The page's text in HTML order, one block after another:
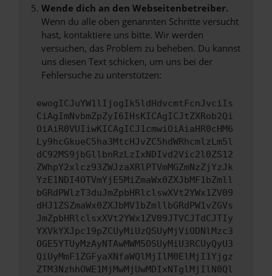
Wende dich an den Webseitenbetreiber.
Wenn du alle oben genannten Schritte versucht
hast, kontaktiere uns bitte. Wir werden
versuchen, das Problem zu beheben. Du kannst
uns diesen Text schicken, um uns bei der
Fehlersuche zu unterstützen:
ewogICJuYW1lIjogIk5ldHdvcmtFcnJvciIs
CiAgImNvbmZpZyI6IHsKICAgICJtZXRob2Qi
OiAiR0VUIiwKICAgICJ1cmwiOiAiaHR0cHM6
Ly9hcGkueC5ha3MtcHJvZC5hdWRhcmlzLm5l
dC92MS9jbGllbnRzLzIxNDIvd2Vic2l0ZS12
ZWhpY2xlcz93ZWJzaXRlPTVmMGZmNzZjYzJk
YzE1NDI4OTVmYjE5MiZmaWx0ZXJbMF1bZmll
bGRdPWlzT3duJmZpbHRlclswXVt2YWx1ZV09
dHJ1ZSZmaWx0ZXJbMV1bZmllbGRdPW1vZGVs
JmZpbHRlclsxXVt2YWx1ZV09JTVCJTdCJTIy
YXVkYXJpc19pZCUyMiUzQSUyMjViODNlMzc3
OGE5YTUyMzAyNTAwMWM5OSUyMiU3RCUyQyU3
QiUyMmF1ZGFyaXNfaWQlMjIlM0ElMjI1Yjgz
ZTM3NzhhOWE1MjMwMjUwMDIxNTglMjIlN0Ql